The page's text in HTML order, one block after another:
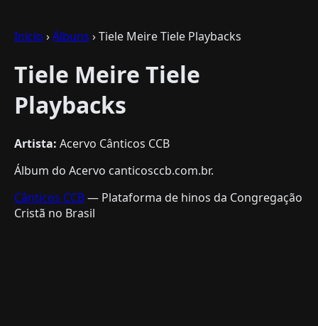
Início ›Álbuns › Tiele Meire Tiele Playbacks
Tiele Meire Tiele
Playbacks
Artista: Acervo Cânticos CCB
Álbum do Acervo canticosccb.com.br.
Cânticos CCB— Plataforma de hinos da Congregação
Cristã no Brasil